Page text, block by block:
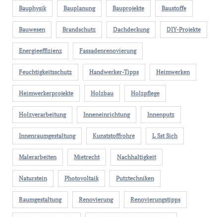
Bauphysik Bauplanung Bauprojekte Baustoffe
Bauwesen Brandschutz Dachdeckung DIY-Projekte
Energieeffizienz Fassadenrenovierung
Feuchtigkeitsschutz Handwerker-Tipps Heimwerken
Heimwerkerprojekte Holzbau Holzpflege
Holzverarbeitung Inneneinrichtung Innenputz
Innenraumgestaltung Kunststoffrohre L Sst Sich
Malerarbeiten Mietrecht Nachhaltigkeit
Naturstein Photovoltaik Putztechniken
Raumgestaltung Renovierung Renovierungstipps